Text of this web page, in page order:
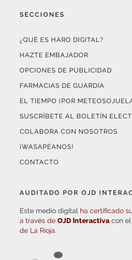
SECCIONES
¿QUÉ ES HARO DIGITAL?
HAZTE EMBAJADOR
OPCIONES DE PUBLICIDAD
FARMACIAS DE GUARDIA
EL TIEMPO (POR
SUSCRÍBETE AL BOLETÍN
COLABORA CON NOSOTROS
¡WASAPÉANOS!
CONTACTO
AUDITADO POR OJD
Este medio digital ha certificado
a través de OJD Interactiva con
de La Rioja.